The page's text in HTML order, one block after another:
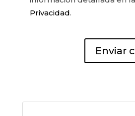
Privacidad.